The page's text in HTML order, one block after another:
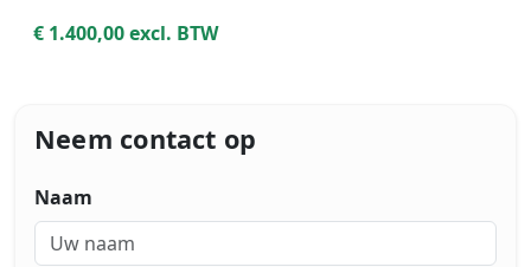
€ 1.400,00 excl. BTW
Neem contact op
Naam